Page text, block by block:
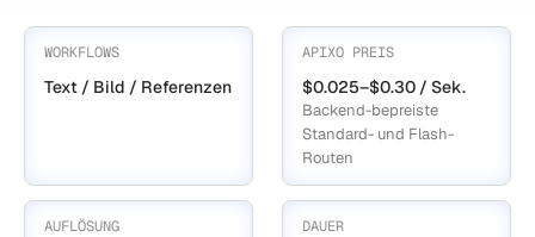
WORKFLOWS
Text / Bild / Referenzen
APIXO PREIS
$0.025–$0.30 / Sek.
Backend-bepreiste
Standard- und Flash-
Routen
AUFLÖSUNG DAUER